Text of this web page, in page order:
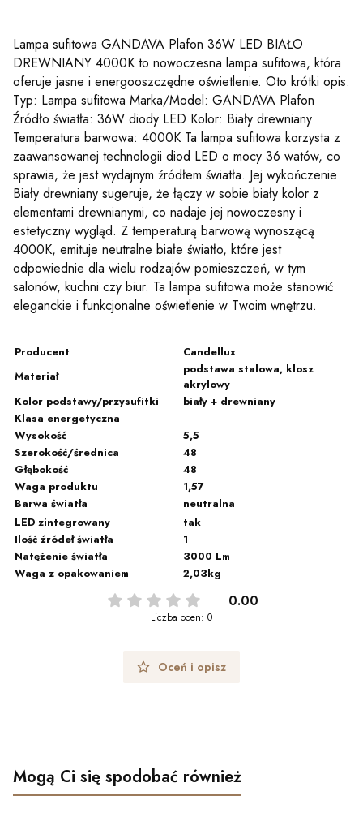
Lampa sufitowa GANDAVA Plafon 36W LED BIAŁO
DREWNIANY 4000K to nowoczesna lampa sufitowa, która
oferuje jasne i energooszczędne oświetlenie. Oto krótki opis:
Typ: Lampa sufitowa Marka/Model: GANDAVA Plafon
Źródło światła: 36W diody LED Kolor: Biały drewniany
Temperatura barwowa: 4000K Ta lampa sufitowa korzysta z
zaawansowanej technologii diod LED o mocy 36 watów, co
sprawia, że jest wydajnym źródłem światła. Jej wykończenie
Biały drewniany sugeruje, że łączy w sobie biały kolor z
elementami drewnianymi, co nadaje jej nowoczesny i
estetyczny wygląd. Z temperaturą barwową wynoszącą
4000K, emituje neutralne białe światło, które jest
odpowiednie dla wielu rodzajów pomieszczeń, w tym
salonów, kuchni czy biur. Ta lampa sufitowa może stanowić
eleganckie i funkcjonalne oświetlenie w Twoim wnętrzu.
Producent
Candellux
Materiał
podstawa stalowa, klosz
akrylowy
Kolor podstawy/przysufitki
biały + drewniany
Klasa energetyczna
Wysokość
5,5
Szerokość/średnica
48
Głębokość
48
Waga produktu
1,57
Barwa światła
neutralna
LED zintegrowany
tak
Ilość źródeł światła
1
Natężenie światła
3000 Lm
Waga z opakowaniem
2,03kg
0.00
Liczba ocen: 0
Oceń i opisz
Mogą Ci się spodobać również